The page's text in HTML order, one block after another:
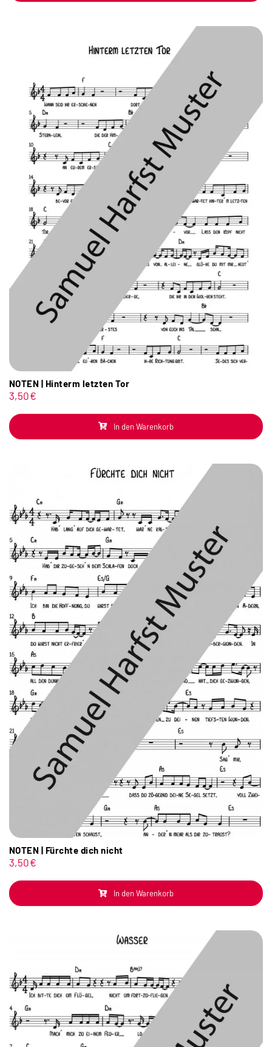
NOTEN | Hinterm letzten Tor
3,50€
In den Warenkorb
NOTEN | Fürchte dich nicht
3,50€
In den Warenkorb